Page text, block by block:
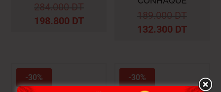
284.000 DT
198.800 DT 189.000 DT
132.300 DT
-30% -30%